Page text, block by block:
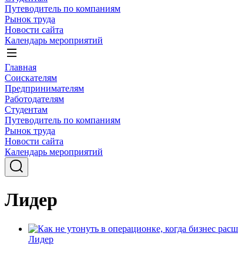
Путеводитель по компаниям
Рынок труда
Новости сайта
Календарь мероприятий
Главная
Соискателям
Предпринимателям
Работодателям
Студентам
Путеводитель по компаниям
Рынок труда
Новости сайта
Календарь мероприятий
Лидер
Лидер